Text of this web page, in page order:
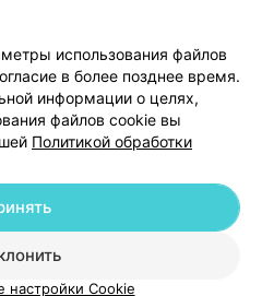
данных
| 220012, Республика Беларусь,
+375 291212755
использования файлов
в более позднее время.
информации о целях,
файлов cookie вы
Политикой обработки
настройки Cookie